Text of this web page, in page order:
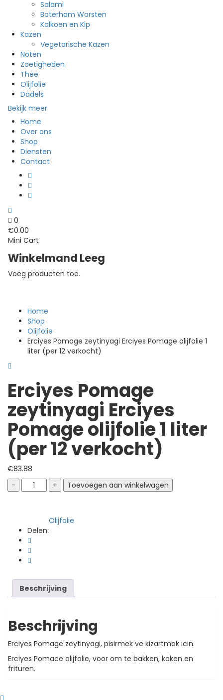
Salami
Boterham Worsten
Kalkoen en Kip
Kazen
Vegetarische Kazen
Noten
Zoetigheden
Thee
Olijfolie
Dadels
Bekijk meer
Home
Over ons
Shop
Diensten
Contact
0
€0.00
Mini Cart
Winkelmand Leeg
Voeg producten toe.
Home
Shop
Olijfolie
Erciyes Pomage zeytinyagi Erciyes Pomage olijfolie 1
liter (per 12 verkocht)
Erciyes Pomage
zeytinyagi Erciyes
Pomage olijfolie 1 liter
(per 12 verkocht)
€83.88
Erciyes
Pomage
olijfolie
liter
(per
verkocht)
quantity
Toevoegen aan winkelwagen
Olijfolie
Delen:
Beschrijving
Beschrijving
Erciyes Pomage zeytinyagi, pisirmek ve kizartmak icin.
Erciyes Pomace olijfolie, voor om te bakken, koken en
frituren.